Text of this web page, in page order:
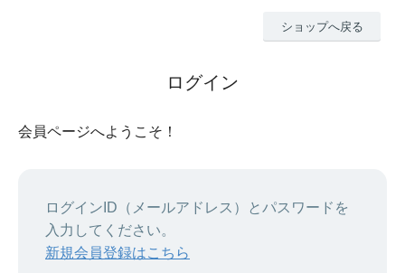
ショップへ戻る
ログイン
会員ページへようこそ！
ログインID（メールアドレス）とパスワードを
入力してください。
新規会員登録はこちら